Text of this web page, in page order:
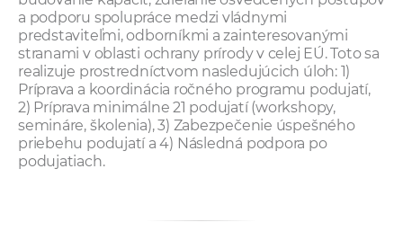
a podporu spolupráce medzi vládnymi
predstaviteľmi, odborníkmi a zainteresovanými
stranami v oblasti ochrany prírody v celej EÚ. Toto sa
realizuje prostredníctvom nasledujúcich úloh: 1)
Príprava a koordinácia ročného programu podujatí,
2) Príprava minimálne 21 podujatí (workshopy,
semináre, školenia), 3) Zabezpečenie úspešného
priebehu podujatí a 4) Následná podpora po
podujatiach.